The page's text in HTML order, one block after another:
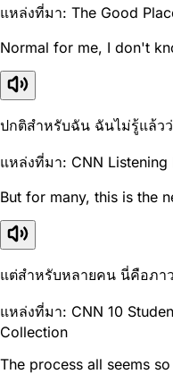
แหล่งที่มา: The Good
Normal for me, I don't
ปกติสำหรับฉัน ฉันไม่รู้แล้ว
แหล่งที่มา: CNN
But for many, this is the
แต่สำหรับหลายคน นี่คือภา
แหล่งที่มา: CNN 10
Collection
The process all seems